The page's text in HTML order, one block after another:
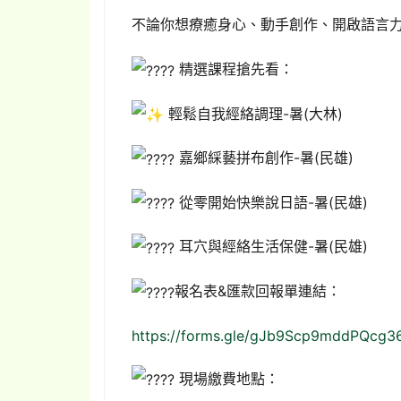
不論你想療癒身心、動手創作、開啟語言
精選課程搶先看：
輕鬆自我經絡調理-暑(大林)
嘉鄉綵藝拼布創作-暑(民雄)
從零開始快樂說日語-暑(民雄)
耳穴與經絡生活保健-暑(民雄)
報名表&匯款回報單連結：
https://forms.gle/
現場繳費地點：